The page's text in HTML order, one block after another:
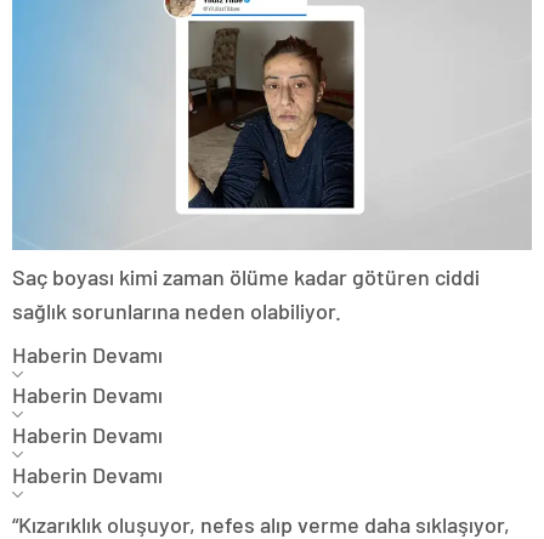
Saç boyası kimi zaman ölüme kadar götüren ciddi
sağlık sorunlarına neden olabiliyor.
Haberin Devamı
Haberin Devamı
Haberin Devamı
Haberin Devamı
“Kızarıklık oluşuyor, nefes alıp verme daha sıklaşıyor,